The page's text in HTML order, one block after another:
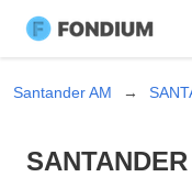
Santander AM